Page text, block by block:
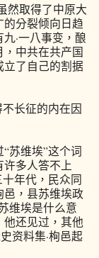
取得了中原大
分裂倾向日趋
·一八事变，酿
中共在共产国
立了自己的割据
长征的内在因
维埃”这个词
多人答不上
年代，民众同
邑，县苏维埃政
维埃是什么意
还见过，其他
资料集·栒邑起